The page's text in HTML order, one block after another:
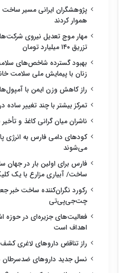
پژوهشگران ایرانی مسیر
هموار کردند
مهار موج تعدیل نیروی
تزریق ۱۴۰ میلیارد تومان
بهبود گسترده شاخص‌های
زنان با پیمایش ملی سلامت
راز کاهش وزن ایمن با
تمرکز بیشتر با چند تغییر ساده
ناشران میان گرانی کاغذ و
کودهای دامی فارس به انرژی
می‌شوند
فارس برای اولین بار در جهان
ساخت/ آبیاری مزارع با یک
رکورد نگران‌کننده ساخت خبر
چت‌جی‌پی‌تی
فعالیت‌های جزیره‌ای در حوزه
اهداف است
راز تناقض داروهای لاغری
نسل جدید داروهای ضدسرطان